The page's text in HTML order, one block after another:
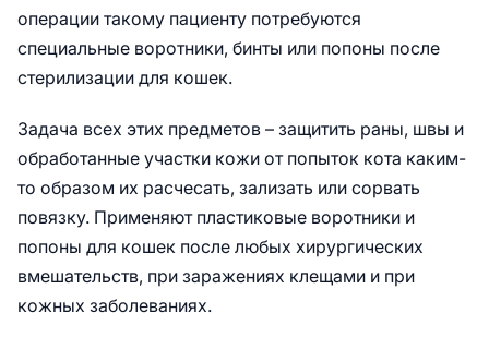
операции такому пациенту потребуются
специальные воротники, бинты или попоны после
стерилизации для кошек.
Задача всех этих предметов – защитить раны, швы и
обработанные участки кожи от попыток кота каким-
то образом их расчесать, зализать или сорвать
повязку. Применяют пластиковые воротники и
попоны для кошек после любых хирургических
вмешательств, при заражениях клещами и при
кожных заболеваниях.